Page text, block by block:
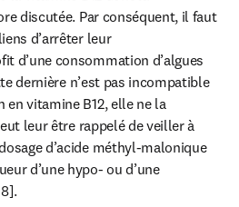
discutée. Par conséquent, il faut
d’arrêter leur
d’une consommation d’algues
dernière n’est pas incompatible
vitamine B12, elle ne la
leur être rappelé de veiller à
d’acide méthyl-malonique
d’une hypo- ou d’une